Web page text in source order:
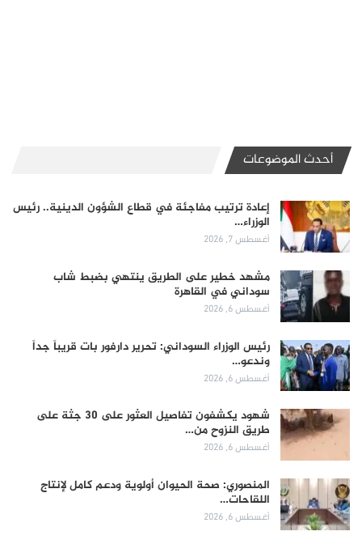
أحدث الموضوعات
إعادة ترتيب مفاجئة في قطاع الشؤون الدينية.. رئيس
الوزراء…
أغسطس 7, 2026
مشهد خطير على الطريق ينتهي بضبط شاب
سوداني في القاهرة
أغسطس 6, 2026
رئيس الوزراء السوداني: تحرير دارفور بات قريباً جداً
وندعو…
أغسطس 6, 2026
شهود يكشفون تفاصيل العثور على 30 جثة على
طريق النزوح من…
أغسطس 6, 2026
المنصوري: صحة الحيوان أولوية ودعم كامل لإنتاج
اللقاحات…
أغسطس 6, 2026